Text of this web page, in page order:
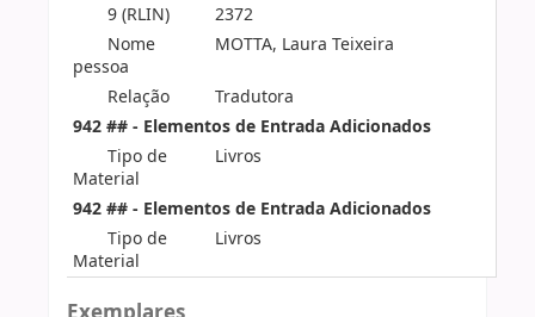
9 (RLIN)
2372
Nome
pessoa
MOTTA, Laura Teixeira
Relação
Tradutora
942 ## - Elementos de Entrada Adicionados
Tipo de
Material
Livros
942 ## - Elementos de Entrada Adicionados
Tipo de
Material
Livros